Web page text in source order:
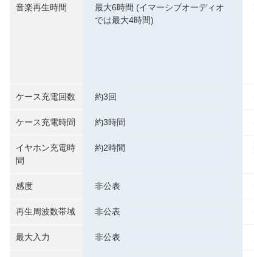
音楽再生時間
ケース充電回数
ケース充電時間
イヤホン充電時
間
感度
再生周波数帯域
最大入力
最大6時間 (イマーシブオーディオ
では最大4時間)
約3回
約3時間
約2時間
非公表
非公表
非公表